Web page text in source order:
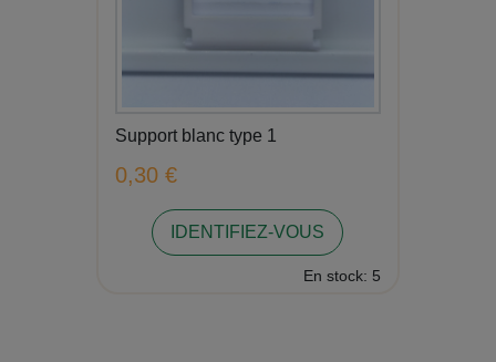
Support blanc type 1
0,30 €
IDENTIFIEZ-VOUS
En stock: 5